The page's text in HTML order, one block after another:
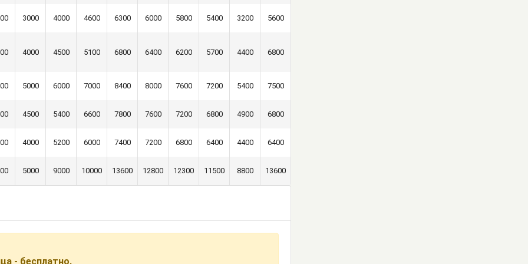
3000 4000 4600 6300 6000 5800 5400 3200 5600
4000 4500 5100 6800 6400 6200 5700 4400 6800
5000 6000 7000 8400 8000 7600 7200 5400 7500
4500 5400 6600 7800 7600 7200 6800 4900 6800
4000 5200 6000 7400 7200 6800 6400 4400 6400
5000 9000 10000 13600 12800 12300 11500 8800 13600
- бесплатно.